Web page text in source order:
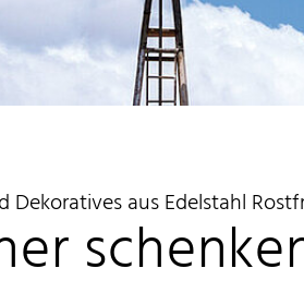
Dekoratives aus Edelstahl